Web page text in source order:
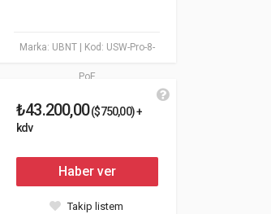
Marka: UBNT | Kod: USW-Pro-8-
PoE
₺43.200,00($750,00) +
kdv
Haber ver
Takip listem